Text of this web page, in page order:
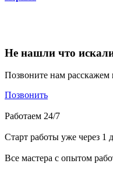
Не нашли что
Позвоните нам
Позвонить
Работаем 24/7
Старт работы уже через 1
Все мастера с опытом